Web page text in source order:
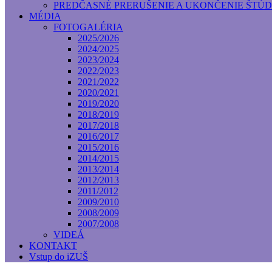
PREDČASNÉ PRERUŠENIE A UKONČENIE
MÉDIA
FOTOGALÉRIA
2025/2026
2024/2025
2023/2024
2022/2023
2021/2022
2020/2021
2019/2020
2018/2019
2017/2018
2016/2017
2015/2016
2014/2015
2013/2014
2012/2013
2011/2012
2009/2010
2008/2009
2007/2008
VIDEÁ
KONTAKT
Vstup do iZUŠ